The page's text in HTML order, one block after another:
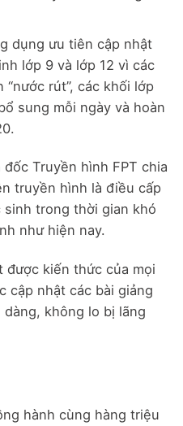
dụng ưu tiên cập nhật
lớp 9 và lớp 12 vì các
rút”, các khối lớp
sung mỗi ngày và hoàn
đốc Truyền hình FPT chia
truyền hình là điều cấp
trong thời gian khó
như hiện nay.
được kiến thức của mọi
cập nhật các bài giảng
không lo bị lãng
hành cùng hàng triệu